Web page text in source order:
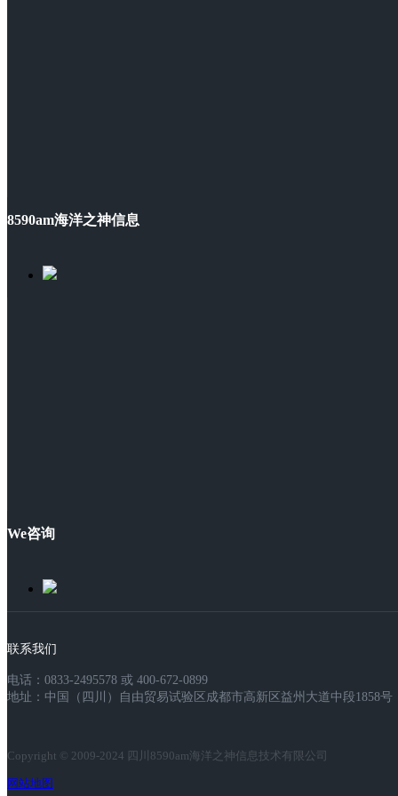
8590am海洋之神信息
We咨询
联系我们
电话：0833-2495578 或 400-672-0899
地址：中国（四川）自由贸易试验区成都市高新区益州大道中段1858号
Copyright © 2009-2024 四川8590am海洋之神信息技术有限公司
网站地图